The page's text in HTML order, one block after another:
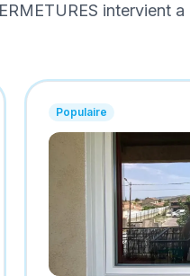
intervient a
Populaire